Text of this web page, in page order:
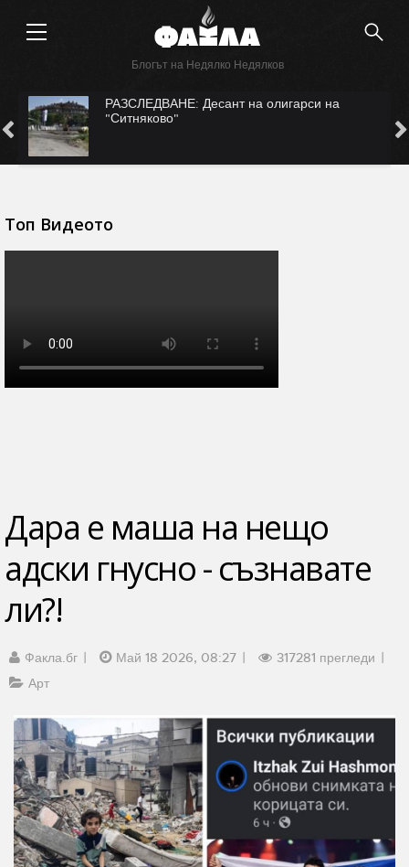
Блогът на Недялко Недялков
РАЗСЛЕДВАНЕ: Десант на олигарси на
"Ситняково"
Топ Видеото
Дара е маша на нещо
адски гнусно - съзнавате
ли?!
Факла.бг Май 18 2026, 08:27
317281 прегледи
Арт